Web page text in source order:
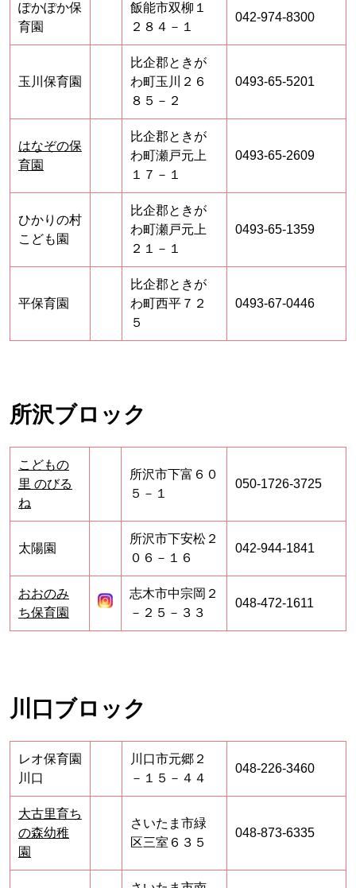
ぽかぽか保
育園
飯能市双柳１
２８４－１
042-974-8300
玉川保育園
比企郡ときが
わ町玉川２６
８５－２
0493-65-5201
はなぞの保
育園
比企郡ときが
わ町瀬戸元上
１７－１
0493-65-2609
ひかりの村
こども園
比企郡ときが
わ町瀬戸元上
２１－１
0493-65-1359
平保育園
比企郡ときが
わ町西平７２
５
0493-67-0446
所沢ブロック
こどもの
里 のびる
ね
所沢市下富６０
５－１
050-1726-3725
太陽園
所沢市下安松２
０６－１６
042-944-1841
おおのみ
ち保育園
志木市中宗岡２
－２５－３３
048-472-1611
川口ブロック
レオ保育園
川口
川口市元郷２
－１５－４４
048-226-3460
大古里育ち
の森幼稚
園
さいたま市緑
区三室６３５
048-873-6335